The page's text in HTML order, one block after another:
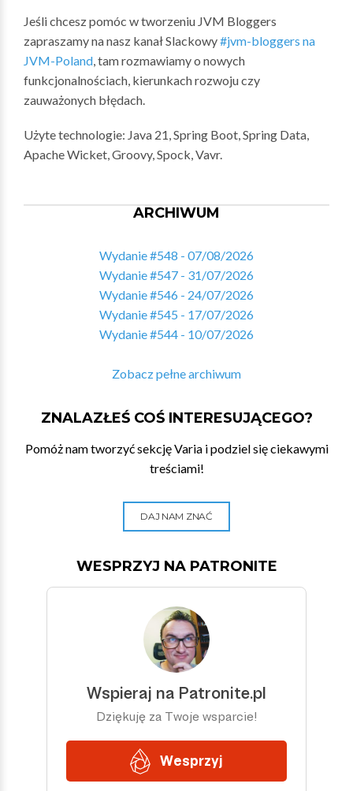
Jeśli chcesz pomóc w tworzeniu JVM Bloggers
zapraszamy na nasz kanał Slackowy#jvm-bloggers na
JVM-Poland, tam rozmawiamy o nowych
funkcjonalnościach, kierunkach rozwoju czy
zauważonych błędach.
Użyte technologie: Java 21, Spring Boot, Spring Data,
Apache Wicket, Groovy, Spock, Vavr.
ARCHIWUM
Wydanie #548 - 07/08/2026
Wydanie #547 - 31/07/2026
Wydanie #546 - 24/07/2026
Wydanie #545 - 17/07/2026
Wydanie #544 - 10/07/2026
Zobacz pełne archiwum
ZNALAZŁEŚ COŚ INTERESUJĄCEGO?
Pomóż nam tworzyć sekcję Varia i podziel się ciekawymi
treściami!
DAJ NAM ZNAĆ
WESPRZYJ NA PATRONITE